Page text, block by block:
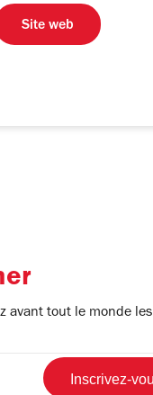
Site web
avant tout le monde les